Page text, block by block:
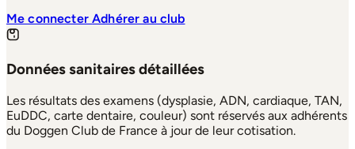
Me connecterAdhérer au club
Données sanitaires détaillées
Les résultats des examens (dysplasie, ADN, cardiaque, TAN,
EuDDC, carte dentaire, couleur) sont réservés aux adhérents
du Doggen Club de France à jour de leur cotisation.